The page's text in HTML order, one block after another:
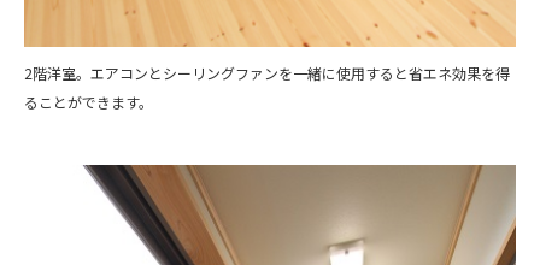
2階洋室。エアコンとシーリングファンを一緒に使用すると省エネ効果を得
ることができます。